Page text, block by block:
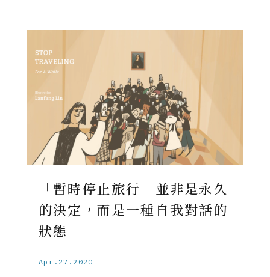
「暫時停止旅行」並非是永久
的決定，而是一種自我對話的
狀態
Apr.27.2020